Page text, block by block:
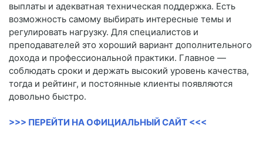
выплаты и адекватная техническая поддержка. Есть
возможность самому выбирать интересные темы и
регулировать нагрузку. Для специалистов и
преподавателей это хороший вариант дополнительного
дохода и профессиональной практики. Главное —
соблюдать сроки и держать высокий уровень качества,
тогда и рейтинг, и постоянные клиенты появляются
довольно быстро.
>>> ПЕРЕЙТИ НА ОФИЦИАЛЬНЫЙ САЙТ <<<